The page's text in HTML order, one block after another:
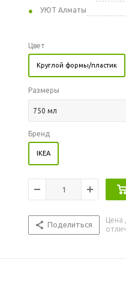
УЮТ Алматы
Цвет
Круглой формы/пластик
Размеры
750 мл
Бренд
IKEA
Поделиться
Цена